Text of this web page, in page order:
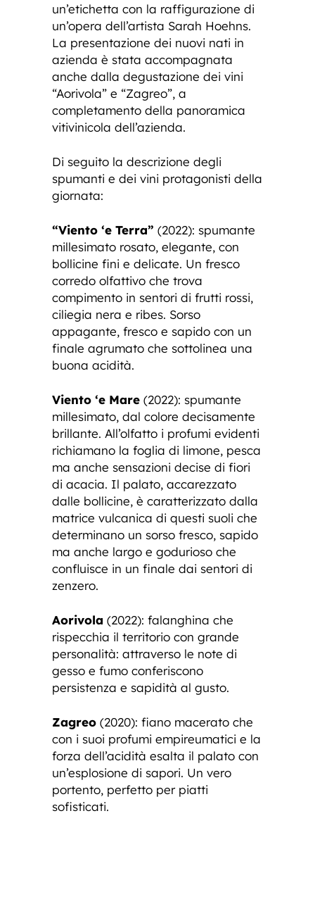
un’etichetta con la raffigurazione di
un’opera dell’artista Sarah Hoehns.
La presentazione dei nuovi nati in
azienda è stata accompagnata
anche dalla degustazione dei vini
“Aorivola” e “Zagreo”, a
completamento della panoramica
vitivinicola dell’azienda.
Di seguito la descrizione degli
spumanti e dei vini protagonisti della
giornata:
“Viento ‘e Terra” (2022): spumante
millesimato rosato, elegante, con
bollicine fini e delicate. Un fresco
corredo olfattivo che trova
compimento in sentori di frutti rossi,
ciliegia nera e ribes. Sorso
appagante, fresco e sapido con un
finale agrumato che sottolinea una
buona acidità.
Viento ‘e Mare (2022): spumante
millesimato, dal colore decisamente
brillante. All’olfatto i profumi evidenti
richiamano la foglia di limone, pesca
ma anche sensazioni decise di fiori
di acacia. Il palato, accarezzato
dalle bollicine, è caratterizzato dalla
matrice vulcanica di questi suoli che
determinano un sorso fresco, sapido
ma anche largo e godurioso che
confluisce in un finale dai sentori di
zenzero.
Aorivola (2022): falanghina che
rispecchia il territorio con grande
personalità: attraverso le note di
gesso e fumo conferiscono
persistenza e sapidità al gusto.
Zagreo (2020): fiano macerato che
con i suoi profumi empireumatici e la
forza dell’acidità esalta il palato con
un’esplosione di sapori. Un vero
portento, perfetto per piatti
sofisticati.